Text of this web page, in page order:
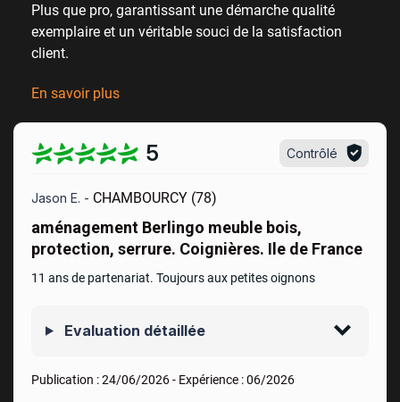
Plus que pro, garantissant une démarche qualité
exemplaire et un véritable souci de la satisfaction
client.
En savoir plus
5 Contrôlé
Jason E. - CHAMBOURCY (78)
aménagement Berlingo meuble bois,
protection, serrure. Coignières. Ile de France
11 ans de partenariat. Toujours aux petites oignons
Evaluation détaillée
Publication :24/06/2026- Expérience :06/2026